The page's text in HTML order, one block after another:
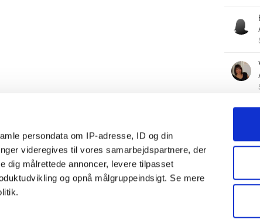
persondata om IP-adresse, ID og din
videregives til vores samarbejdspartnere, der
dig målrettede annoncer, levere tilpasset
og opnå målgruppeindsigt. Se mere